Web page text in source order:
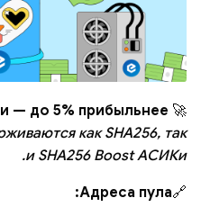
🚀
— до 5% прибыльнее
как SHA256, так
и SHA256 Boost АСИКи.
🔗
Адреса пула: